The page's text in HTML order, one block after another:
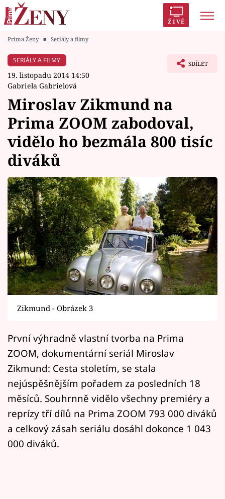
ŽIVĚ
Módní alarm
Témata
Celebrity
Vztahy
Seriály
Horoskopy
Sledujte prima+
Filmový festival Karlovy Vary
Přihlášení
Sledujte nás
Prima Ženy ■ Seriály a filmy
SERIÁLY A FILMY
19. listopadu 2014 14:50
Gabriela Gabrielová
SDÍLET
Miroslav Zikmund na
Prima ZOOM zabodoval,
vidělo ho bezmála 800 tisíc
diváků
Zikmund - Obrázek 3
První výhradně vlastní tvorba na Prima
ZOOM, dokumentární seriál Miroslav
Zikmund: Cesta stoletím, se stala
nejúspěšnějším pořadem za posledních 18
měsíců. Souhrnně vidělo všechny premiéry a
reprízy tří dílů na Prima ZOOM 793 000 diváků
a celkový zásah seriálu dosáhl dokonce 1 043
000 diváků.